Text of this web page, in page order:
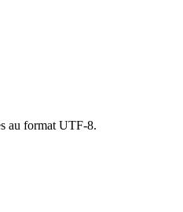
au format UTF-8.